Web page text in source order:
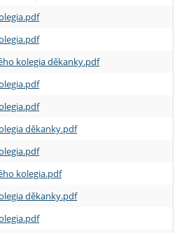
kolegia děkanky.pdf
děkanky.pdf
kolegia.pdf
děkanky.pdf